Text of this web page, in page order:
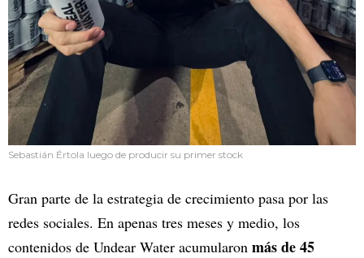
Sebastián Értola luego de producir su primer stock
Gran parte de la estrategia de crecimiento pasa por las
redes sociales. En apenas tres meses y medio, los
contenidos de Undear Water acumularon más de 45